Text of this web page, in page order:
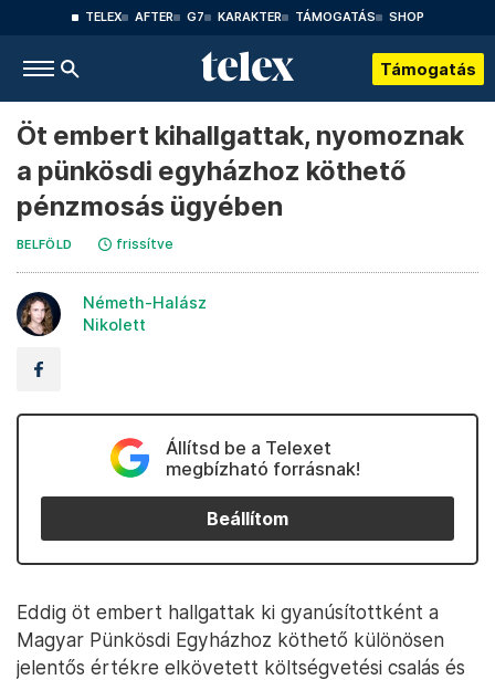
TELEX AFTER G7 KARAKTER TÁMOGATÁS SHOP
Támogatás
Öt embert kihallgattak, nyomoznak
a pünkösdi egyházhoz köthető
pénzmosás ügyében
BELFÖLD frissítve
Németh-Halász
Nikolett
Állítsd be a Telexet
megbízható forrásnak!
Beállítom
Eddig öt embert hallgattak ki gyanúsítottként a
Magyar Pünkösdi Egyházhoz köthető különösen
jelentős értékre elkövetett költségvetési csalás és